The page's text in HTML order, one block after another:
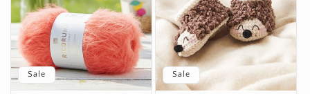
Sale Sale